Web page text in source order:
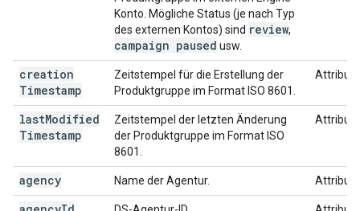
Konto. Mögliche Status (je nach Typ
des externen Kontos) sind review,
campaign paused usw.
creation
Timestamp
Zeitstempel für die Erstellung der
Produktgruppe im Format ISO 8601.
Attribut
lastModified
Timestamp
Zeitstempel der letzten Änderung
der Produktgruppe im Format ISO
8601.
Attribut
agency Name der Agentur. Attribut